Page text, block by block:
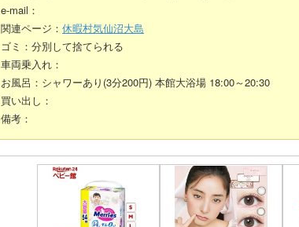
e-mail：
関連ページ： 休暇村気仙沼大島
ゴミ：分別して捨てられる
車両乗入れ：
お風呂：シャワーあり(3分200円) 本館大浴場 18:00～20:30
買い出し：
備考：